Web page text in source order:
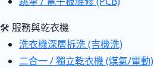
🛠 服務與乾衣機
洗衣機深層拆洗 (吉機洗)
二合一 / 獨立乾衣機 (煤氣/電動)